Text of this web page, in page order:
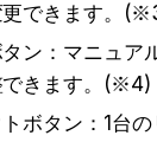
できます。
(
ン：マニュア
きます。
(※4)
ボタン：1台